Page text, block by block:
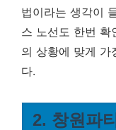
법이라는 생각이
스 노선도 한번 확
의 상황에 맞게 가
다.
2. 창원파